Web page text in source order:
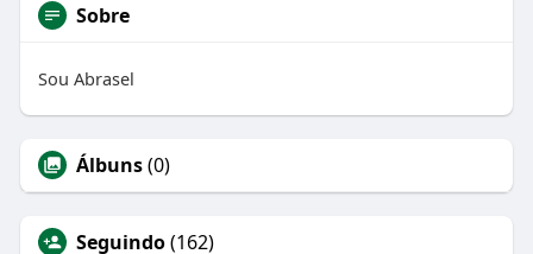
Sobre
Sou Abrasel
Álbuns(0)
Seguindo(162)